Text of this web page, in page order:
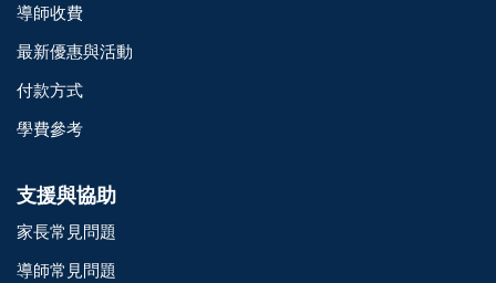
導師收費
最新優惠與活動
付款方式
學費參考
支援與協助
家長常見問題
導師常見問題